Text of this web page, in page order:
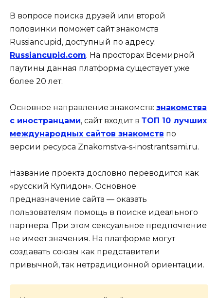
В вопросе поиска друзей или второй
половинки поможет сайт знакомств
Russiancupid, доступный по адресу:
Russiancupid.com. На просторах Всемирной
паутины данная платформа существует уже
более 20 лет.
Основное направление знакомств: знакомства
с иностранцами, сайт входит в ТОП 10 лучших
международных сайтов знакомств по
версии ресурса Znakomstva-s-inostrantsami.ru.
Название проекта дословно переводится как
«русский Купидон». Основное
предназначение сайта — оказать
пользователям помощь в поиске идеального
партнера. При этом сексуальное предпочтение
не имеет значения. На платформе могут
создавать союзы как представители
привычной, так нетрадиционной ориентации.